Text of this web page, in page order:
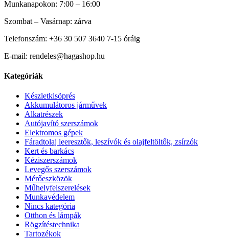
Munkanapokon: 7:00 – 16:00
Szombat – Vasárnap: zárva
Telefonszám: +36 30 507 3640 7-15 óráig
E-mail: rendeles@hagashop.hu
Kategóriák
Készletkisöprés
Akkumulátoros járművek
Alkatrészek
Autójavító szerszámok
Elektromos gépek
Fáradtolaj leeresztők, leszívók és olajfeltöltők, zsírzók
Kert és barkács
Kéziszerszámok
Levegős szerszámok
Mérőeszközök
Műhelyfelszerelések
Munkavédelem
Nincs kategória
Otthon és lámpák
Rögzítéstechnika
Tartozékok